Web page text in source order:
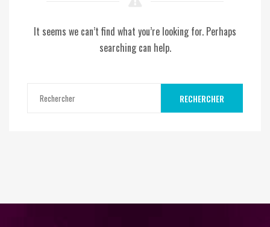
It seems we can’t find what you’re looking for. Perhaps
searching can help.
RECHERCHER